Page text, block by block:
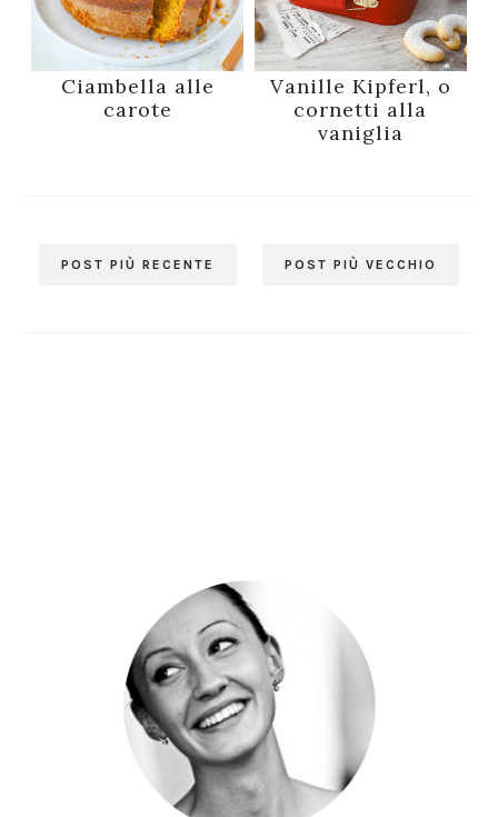
Ciambella alle
carote
Vanille Kipferl, o
cornetti alla
vaniglia
POST PIÙ RECENTE POST PIÙ VECCHIO